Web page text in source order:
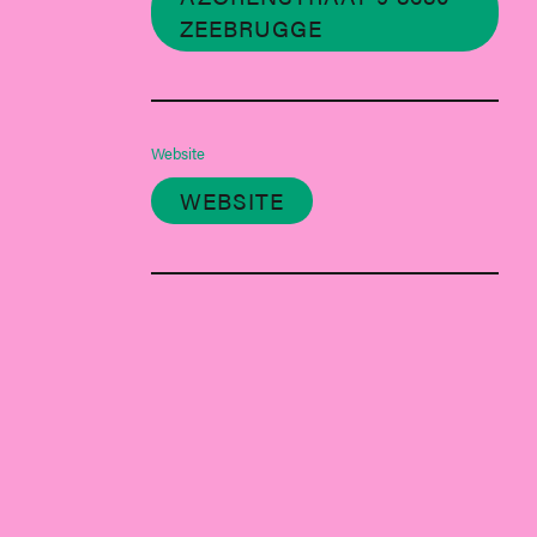
ZEEBRUGGE
Website
WEBSITE